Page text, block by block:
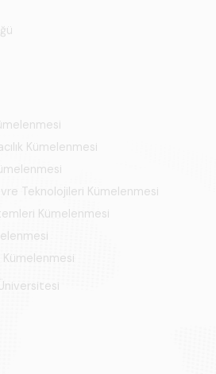
Kümelenmesi
Teknolojileri Kümelenmesi
Kümelenmesi